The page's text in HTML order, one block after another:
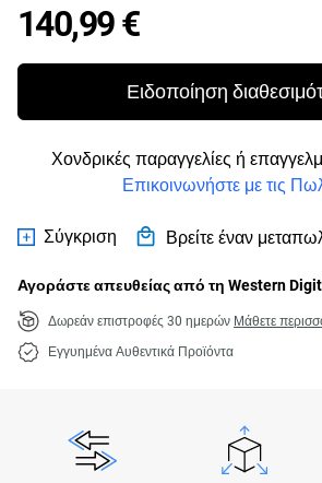
140,99 €Price 140,99 €
Ειδοποίηση
Χονδρικές παραγγελίες ή
Επικοινωνήστε με τις
Σύγκριση Βρείτε έναν
Αγοράστε απευθείας από τη Western
Δωρεάν επιστροφές 30 ημερών Μάθετε
Εγγυημένα Αυθεντικά Προϊόντα